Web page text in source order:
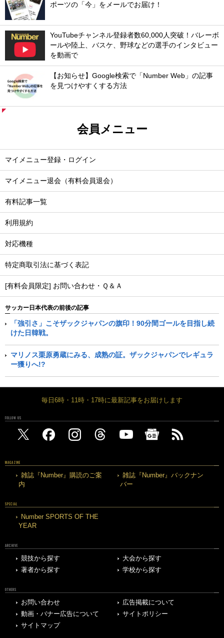
ポーツの「今」をメールでお届け！
YouTubeチャンネル登録者数60,000人突破！バレーボ
ールや陸上、バスケ、野球などの選手のインタビュー
を動画で
【お知らせ】Google検索で「Number Web」の記事
を見つけやすくする方法
会員メニュー
マイメニュー登録・ログイン
マイメニュー退会（有料会員退会）
有料記事一覧
利用規約
対応機種
特定商取引法に基づく表記
[有料会員限定] お問い合わせ・Ｑ＆Ａ
サッカー日本代表の前後の記事
「強引さ」こそザックジャパンの旗印！90分間ゴールを目指し続
けた日韓戦。
マリノス栗原勇蔵にみる、成熟の証。ザックジャパンでレギュラ
ー獲りへ!?
毎日6時・11時・17時に最新記事をお届けします
FOLLOW US
MAGAZINE
雑誌『Number』購読のご案
内
雑誌『Number』バックナン
バー
SPECIAL
Number SPORTS OF THE
YEAR
ARCHIVE
競技から探す
大会から探す
著者から探す
学校から探す
OTHERS
お問い合わせ
広告掲載について
動画・バナー広告について
サイトポリシー
サイトマップ